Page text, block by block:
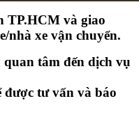
TP.HCM và giao
nhà xe vận chuyển.
tâm đến dịch vụ
được tư vấn và báo